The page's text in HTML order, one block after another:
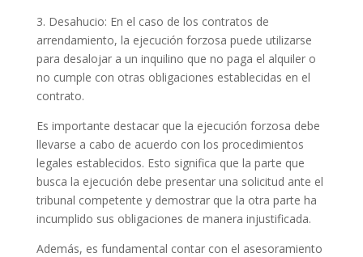
3. Desahucio: En el caso de los contratos de
arrendamiento, la ejecución forzosa puede utilizarse
para desalojar a un inquilino que no paga el alquiler o
no cumple con otras obligaciones establecidas en el
contrato.
Es importante destacar que la ejecución forzosa debe
llevarse a cabo de acuerdo con los procedimientos
legales establecidos. Esto significa que la parte que
busca la ejecución debe presentar una solicitud ante el
tribunal competente y demostrar que la otra parte ha
incumplido sus obligaciones de manera injustificada.
Además, es fundamental contar con el asesoramiento